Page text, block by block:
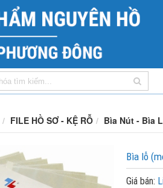
FILE HỒ SƠ - KỆ RỖ Bìa Nút - Bìa
Bìa lỗ
Giá bán: